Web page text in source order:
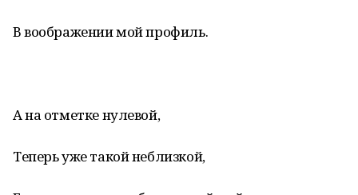
В воображении мой профиль.
А на отметке нулевой,
Теперь уже такой неблизкой,